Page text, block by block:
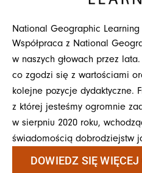
National Geographic Learning
Współpraca z National
w naszych głowach przez
co zgodzi się z wartościami
kolejne pozycje dydaktyczne.
z której jesteśmy ogromnie
w sierpniu 2020 roku,
świadomością dobrodziejstw
DOWIEDZ SIĘ